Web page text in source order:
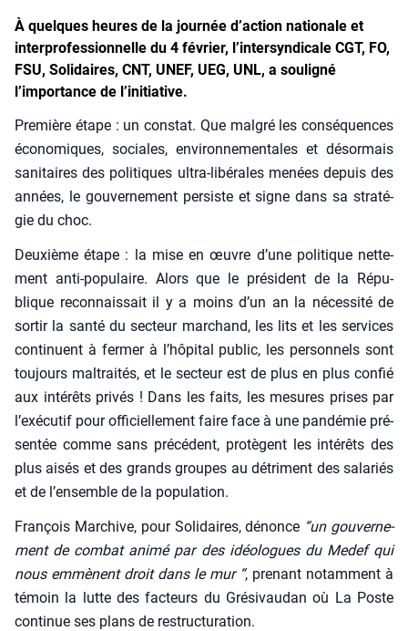
À quelques heures de la journée d’action nationale et
interprofessionnelle du 4 février, l’intersyndicale CGT, FO,
FSU, Solidaires, CNT, UNEF, UEG, UNL, a souligné
l’importance de l’initiative.
Pre­mière étape : un constat. Que mal­gré les consé­quences
éco­no­miques, sociales, envi­ron­ne­men­tales et désor­mais
sani­taires des poli­tiques ultra-libé­rales menées depuis des
années, le gou­ver­ne­ment per­siste et signe dans sa stra­té­
gie du choc.
Deuxième étape : la mise en œuvre d’une poli­tique net­te­
ment anti-popu­laire. Alors que le pré­sident de la Répu­
blique recon­nais­sait il y a moins d’un an la néces­si­té de
sor­tir la san­té du sec­teur mar­chand, les lits et les ser­vices
conti­nuent à fer­mer à l’hôpital public, les per­son­nels sont
tou­jours mal­trai­tés, et le sec­teur est de plus en plus confié
aux inté­rêts pri­vés ! Dans les faits, les mesures prises par
l’exécutif pour offi­ciel­le­ment faire face à une pan­dé­mie pré­
sen­tée comme sans pré­cé­dent, pro­tègent les inté­rêts des
plus aisés et des grands groupes au détri­ment des sala­riés
et de l’ensemble de la popu­la­tion.
Fran­çois Mar­chive, pour Soli­daires, dénonce “un gou­ver­ne­
ment de com­bat ani­mé par des idéo­logues du Medef qui
nous emmènent droit dans le mur “, pre­nant notam­ment à
témoin la lutte des fac­teurs du Gré­si­vau­dan où La Poste
conti­nue ses plans de restruc­tu­ra­tion.